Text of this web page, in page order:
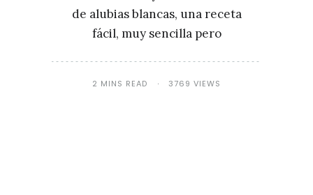
de alubias blancas, una receta
fácil, muy sencilla pero
2 MINS READ 3769 VIEWS